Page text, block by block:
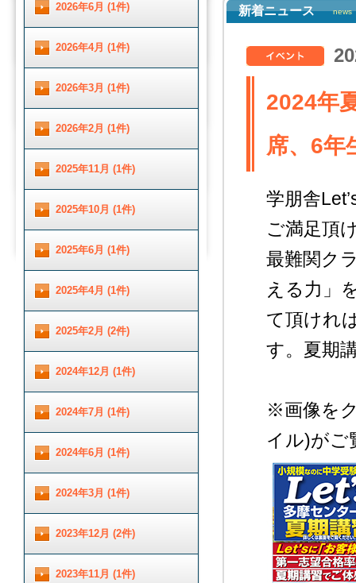
新着ニュース news
2024年
席、6年
学朋舎
ご満足頂
最難関ク
える力」
て頂けれ
す。夏期
※画像を
イル)がご
2026年6月 (1件)
2026年4月 (1件)
2026年3月 (1件)
2026年2月 (1件)
2025年11月 (1件)
2025年10月 (1件)
2025年6月 (1件)
2025年4月 (1件)
2025年2月 (2件)
2024年12月 (1件)
2024年7月 (1件)
2024年6月 (1件)
2024年3月 (1件)
2023年12月 (2件)
2023年11月 (1件)